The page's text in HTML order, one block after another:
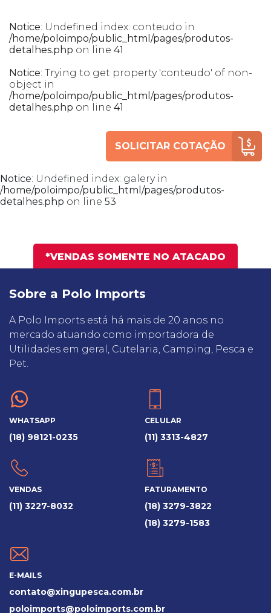
Notice: Undefined index: conteudo in
/home/poloimpo/public_html/pages/produtos-
detalhes.php on line 41
Notice: Trying to get property 'conteudo' of non-
object in
/home/poloimpo/public_html/pages/produtos-
detalhes.php on line 41
SOLICITAR COTAÇÃO
Notice: Undefined index: galery in
/home/poloimpo/public_html/pages/produtos-
detalhes.php on line 53
*VENDAS SOMENTE NO ATACADO
Sobre a Polo Imports
A Polo Imports está há mais de 20 anos no
mercado atuando como importadora de
Utilidades em geral, Cutelaria, Camping, Pesca e
Pet.
WHATSAPP
(18) 98121-0235
CELULAR
(11) 3313-4827
VENDAS
(11) 3227-8032
FATURAMENTO
(18) 3279-3822
(18) 3279-1583
E-MAILS
contato@xingupesca.com.br
poloimports@poloimports.com.br